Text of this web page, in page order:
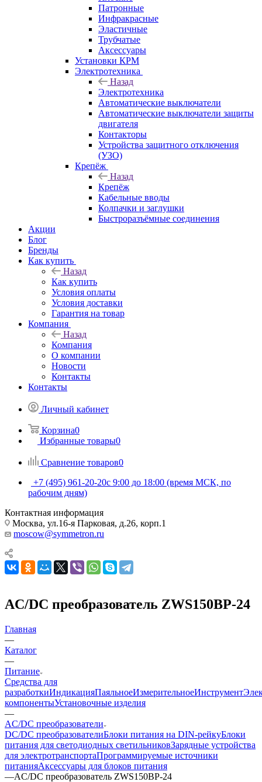
Патронные
Инфракрасные
Эластичные
Трубчатые
Аксессуары
Установки КРМ
Электротехника
Назад
Электротехника
Автоматические выключатели
Автоматические выключатели защиты
двигателя
Контакторы
Устройства защитного отключения
(УЗО)
Крепёж
Назад
Крепёж
Кабельные вводы
Колпачки и заглушки
Быстроразъёмные соединения
Акции
Блог
Бренды
Как купить
Назад
Как купить
Условия оплаты
Условия доставки
Гарантия на товар
Компания
Назад
Компания
О компании
Новости
Контакты
Контакты
Личный кабинет
Корзина0
Избранные товары0
Сравнение товаров0
+7 (495) 961-20-20с 9:00 до 18:00 (время МСК, по
рабочим дням)
Контактная информация
Москва, ул.16-я Парковая, д.26, корп.1
moscow@symmetron.ru
AC/DC преобразователь ZWS150BP-24
Главная
—
Каталог
—
Питание
Средства для
разработкиИндикацияПаяльноеИзмерительноеИнструмент
компонентыУстановочные изделия
—
AC/DC преобразователи
DC/DC преобразователиБлоки питания на DIN-рейкуБлоки
питания для светодиодных светильниковЗарядные устройства
для электротранспортаПрограммируемые источники
питанияАксессуары для блоков питания
—AC/DC преобразователь ZWS150BP-24